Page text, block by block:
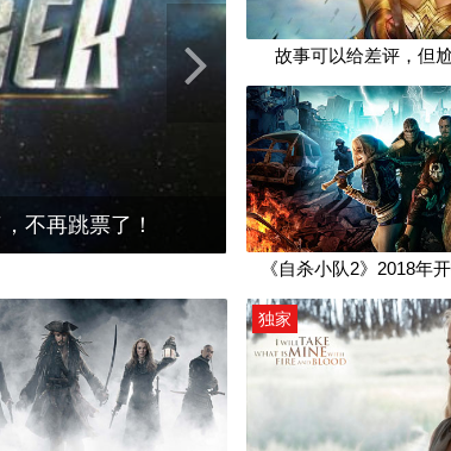
不再跳票了！
Next
故事可以给差评，但
《自杀小队2》2018年
独家
2018年开拍，导演是？！
电影票房口碑的起起落落
电影票房口碑的起起落落 想看海盗史诗，结
走了狗屎运的孤胆英雄
那些动画界的超级英雄们
》第二季又添新常规角色 盘点DC漫改电影票房
福的完美而强大的女人 超前点映观